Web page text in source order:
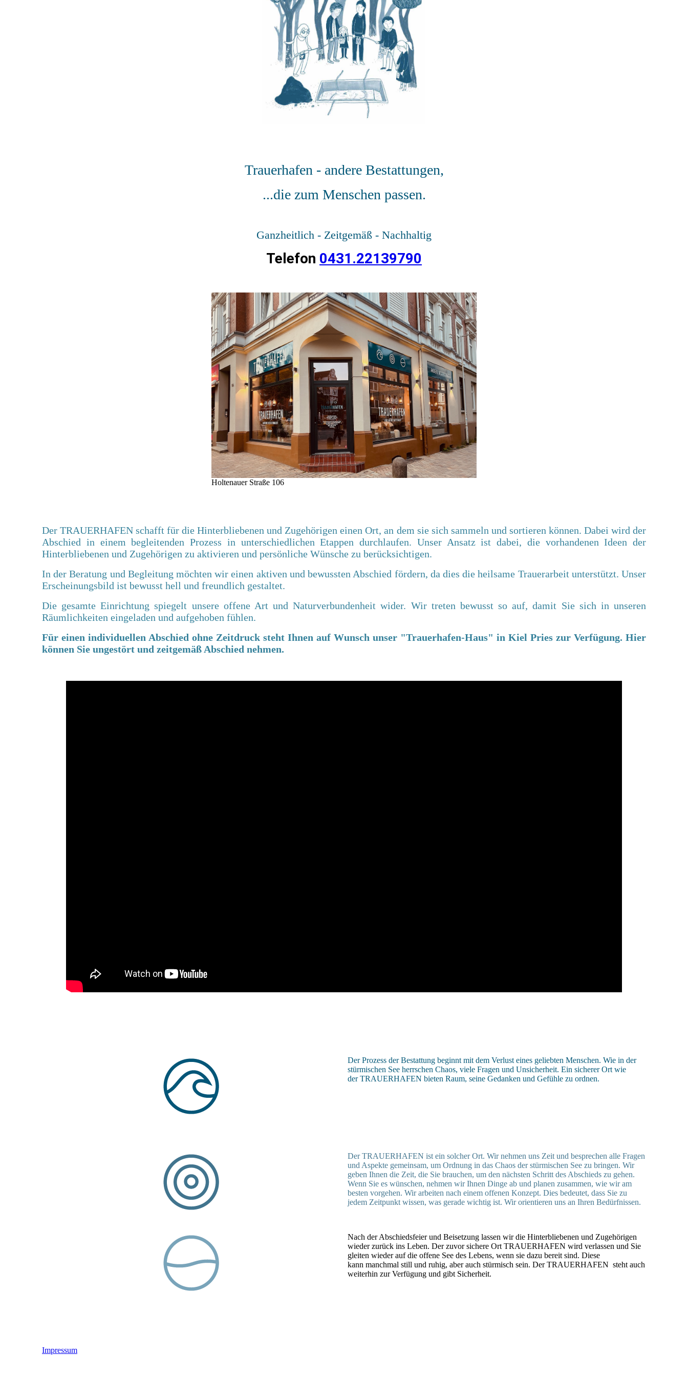
Trauerhafen - andere Bestattungen,
...die zum Menschen passen.
Ganzheitlich - Zeitgemäß - Nachhaltig
Telefon 0431.22139790
Holtenauer Straße 106
Der TRAUERHAFEN schafft für die Hinterbliebenen und Zugehörigen einen Ort, an dem sie sich sammeln und sortieren können. Dabei wird der
Abschied in einem begleitenden Prozess in unterschiedlichen Etappen durchlaufen. Unser Ansatz ist dabei, die vorhandenen Ideen der
Hinterbliebenen und Zugehörigen zu aktivieren und persönliche Wünsche zu berücksichtigen.
In der Beratung und Begleitung möchten wir einen aktiven und bewussten Abschied fördern, da dies die heilsame Trauerarbeit unterstützt. Unser
Erscheinungsbild ist bewusst hell und freundlich gestaltet.
Die gesamte Einrichtung spiegelt unsere offene Art und Naturverbundenheit wider. Wir treten bewusst so auf, damit Sie sich in unseren
Räumlichkeiten eingeladen und aufgehoben fühlen.
Für einen individuellen Abschied ohne Zeitdruck steht Ihnen auf Wunsch unser "Trauerhafen-Haus" in Kiel Pries zur Verfügung. Hier
können Sie ungestört und zeitgemäß Abschied nehmen.
Der Prozess der Bestattung beginnt mit dem Verlust eines geliebten Menschen. Wie in der
stürmischen See herrschen Chaos, viele Fragen und Unsicherheit. Ein sicherer Ort wie
derTRAUERHAFEN bieten Raum, seine Gedanken und Gefühle zu ordnen.
Der TRAUERHAFEN ist ein solcher Ort. Wir nehmen uns Zeit und besprechen alle Fragen
und Aspekte gemeinsam, um Ordnung in das Chaos der stürmischen See zu bringen. Wir
geben Ihnen die Zeit, die Sie brauchen, um den nächsten Schritt des Abschieds zu gehen.
Wenn Sie es wünschen, nehmen wir Ihnen Dinge ab und planen zusammen, wie wir am
besten vorgehen. Wir arbeiten nach einem offenen Konzept. Dies bedeutet, dass Sie zu
jedem Zeitpunkt wissen, was gerade wichtig ist. Wir orientieren uns an Ihren Bedürfnissen.
Nach der Abschiedsfeier und Beisetzung lassen wir die Hinterbliebenen und Zugehörigen
wieder zurück ins Leben. Der zuvor sichere Ort TRAUERHAFEN wird verlassen und Sie
gleiten wieder auf die offene See des Lebens, wenn sie dazu bereit sind. Diese
kann manchmal still und ruhig, aber auch stürmisch sein. Der TRAUERHAFEN steht auch
weiterhin zur Verfügung und gibt Sicherheit.
Impressum